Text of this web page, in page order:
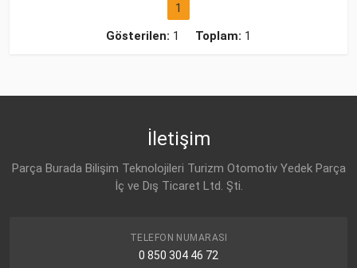
1
Gösterilen: 1 Toplam: 1
İletişim
Parça Burada Bilişim Teknolojileri Turizm Otomotiv Yedek Parça
İç ve Dış Ticaret Ltd. Şti.
TELEFON NUMARASI
0 850 304 46 72